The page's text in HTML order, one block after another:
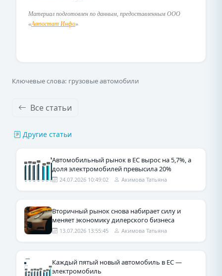
Материал подготовлен по данным, предоставленным ООО
«Автостат Инфо»
Ключевые слова: грузовые автомобили
Все статьи
Другие статьи
Автомобильный рынок в ЕС вырос на 5,7%, а
доля электромобилей превысила 20%
24.07.2026 10:49:02 Акимова Татьяна
Вторичный рынок снова набирает силу и
меняет экономику дилерского бизнеса
13.07.2026 13:55:45 Акимова Татьяна
Каждый пятый новый автомобиль в ЕС —
электромобиль